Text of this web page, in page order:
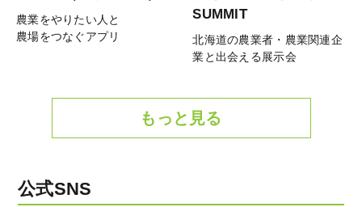
農業をやりたい人と
農場をつなぐアプリ
SUMMIT
北海道の農業者・農業関連企
業と出会える展示会
もっと見る
公式SNS